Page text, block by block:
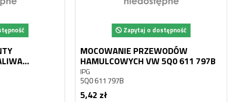
Zapytaj o dostępność
MOCOWANIE PRZEWODÓW
HAMULCOWYCH VW 5Q0 611 797B
IPG
5Q0 611 797B
5,42 zł